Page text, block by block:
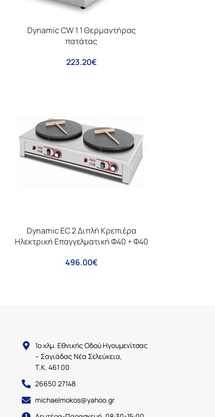
Dynamic CW 1 1 Θερμαντήρας
πατάτας
223.20€
Dynamic EC 2 Διπλή Κρεπιέρα
Ηλεκτρική Επαγγελματική Φ40 + Φ40
496.00€
1ο χλμ. Εθνικής Οδού Ηγουμενίτσας
– Σαγιάδας Νέα Σελεύκεια,
Τ.Κ. 461 00
26650 27148
michaelmokos@yahoo.gr